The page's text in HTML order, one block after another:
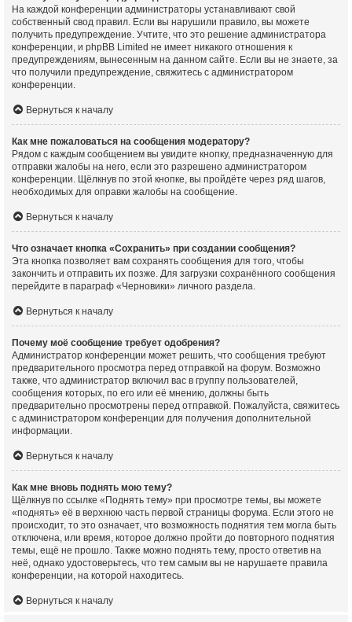
На каждой конференции администраторы устанавливают свой
собственный свод правил. Если вы нарушили правило, вы можете
получить предупреждение. Учтите, что это решение администратора
конференции, и phpBB Limited не имеет никакого отношения к
предупреждениям, вынесенным на данном сайте. Если вы не знаете, за
что получили предупреждение, свяжитесь с администратором
конференции.
Вернуться к началу
Как мне пожаловаться на сообщения модератору?
Рядом с каждым сообщением вы увидите кнопку, предназначенную для
отправки жалобы на него, если это разрешено администратором
конференции. Щёлкнув по этой кнопке, вы пройдёте через ряд шагов,
необходимых для оправки жалобы на сообщение.
Вернуться к началу
Что означает кнопка «Сохранить» при создании сообщения?
Эта кнопка позволяет вам сохранять сообщения для того, чтобы
закончить и отправить их позже. Для загрузки сохранённого сообщения
перейдите в параграф «Черновики» личного раздела.
Вернуться к началу
Почему моё сообщение требует одобрения?
Администратор конференции может решить, что сообщения требуют
предварительного просмотра перед отправкой на форум. Возможно
также, что администратор включил вас в группу пользователей,
сообщения которых, по его или её мнению, должны быть
предварительно просмотрены перед отправкой. Пожалуйста, свяжитесь
с администратором конференции для получения дополнительной
информации.
Вернуться к началу
Как мне вновь поднять мою тему?
Щёлкнув по ссылке «Поднять тему» при просмотре темы, вы можете
«поднять» её в верхнюю часть первой страницы форума. Если этого не
происходит, то это означает, что возможность поднятия тем могла быть
отключена, или время, которое должно пройти до повторного поднятия
темы, ещё не прошло. Также можно поднять тему, просто ответив на
неё, однако удостоверьтесь, что тем самым вы не нарушаете правила
конференции, на которой находитесь.
Вернуться к началу